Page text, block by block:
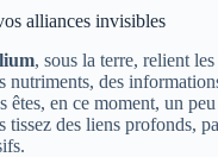
alliances invisibles
, sous la terre, relient
nutriments, des
êtes, en ce moment, un
tissez des liens profonds,